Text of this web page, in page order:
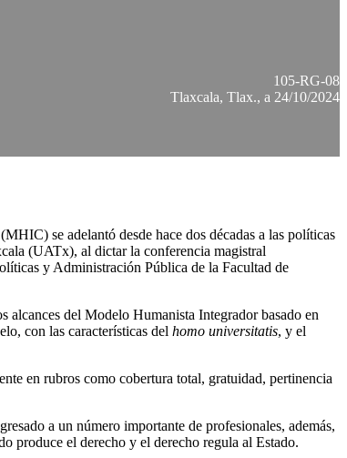
105-RG-08
Tlaxcala, Tlax., a 24/10/2024
se adelantó desde hace dos décadas a las políticas
(UATx), al dictar la conferencia magistral
y Administración Pública de la Facultad de
del Modelo Humanista Integrador basado en
con las características del homo universitatis, y el
en rubros como cobertura total, gratuidad, pertinencia
a un número importante de profesionales, además,
produce el derecho y el derecho regula al Estado.